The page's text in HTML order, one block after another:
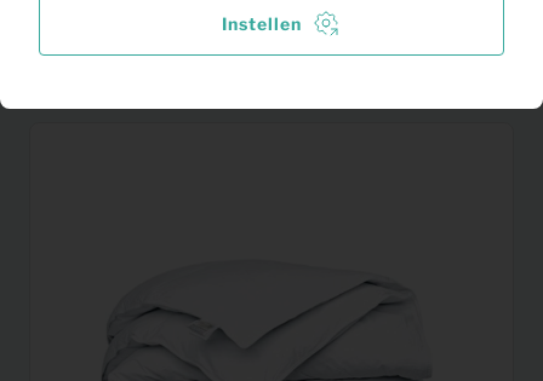
TV Dressoir Tygo 150cm
(naturel)
Instellen